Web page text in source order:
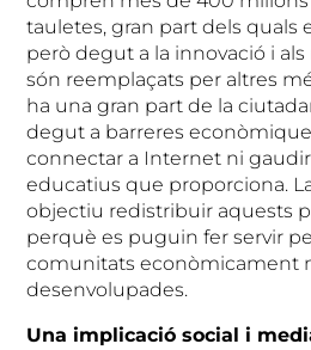
tauletes, gran part dels quals
però degut a la innovació i
són reemplaçats per altres
ha una gran part de la
degut a barreres
connectar a Internet ni
educatius que proporciona.
objectiu redistribuir aquests
perquè es puguin fer servir
comunitats econòmicament
desenvolupades.
Una implicació social i